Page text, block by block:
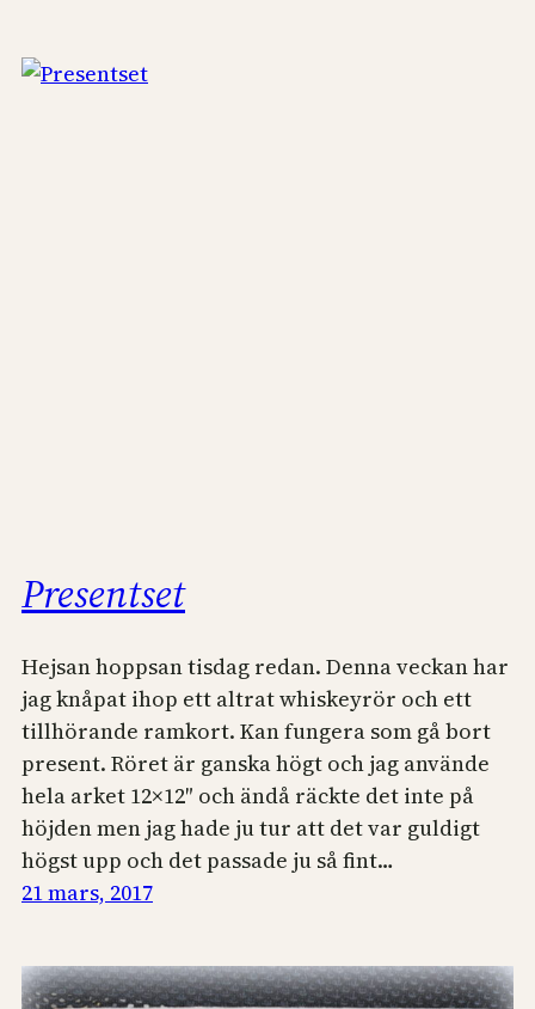
Presentset
Hejsan hoppsan tisdag redan. Denna veckan har
jag knåpat ihop ett altrat whiskeyrör och ett
tillhörande ramkort. Kan fungera som gå bort
present. Röret är ganska högt och jag använde
hela arket 12×12″ och ändå räckte det inte på
höjden men jag hade ju tur att det var guldigt
högst upp och det passade ju så fint…
21 mars, 2017